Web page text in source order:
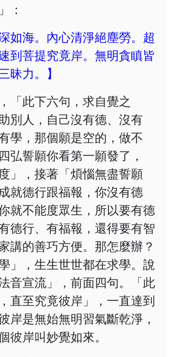
：
如海。內心清淨絕塵勞。超
到菩提究竟岸。無明貪瞋皆
昧力。】
此下六句，求自覺之
別人，自己沒有德、沒有
學，那個願是空的，做不
弘誓願你看第一願發了，
」，接著「煩惱無盡誓願
就德行跟福報，你沒有德
就不能度眾生，所以要有德
德行、有福報，還得要有智
講的善巧方便。那怎麼辦？
」，生生世世都在求學。說
音宣流」，前面四句。「此
直至究竟彼岸」，一直達到
岸是無始無明習氣斷乾淨，
彼岸叫妙覺如來。